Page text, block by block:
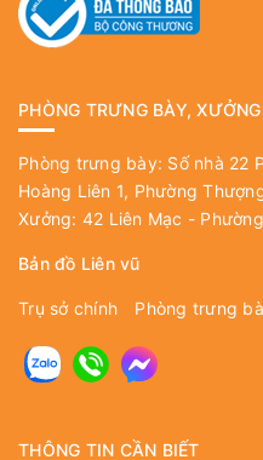
PHÒNG TRƯNG BÀY, XƯỞNG
Phòng trưng bày: Số nhà 22
Hoàng Liên 1, Phường
Xưởng: 42 Liên Mạc -
Bản đồ Liên vũ
Trụ sở chính Phòng trưng
THÔNG TIN CẦN BIẾT